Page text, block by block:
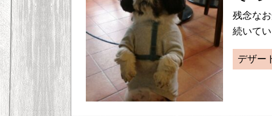
残念な
続いて
デザー